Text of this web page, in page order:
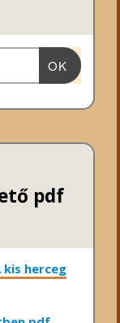
OK
pdf
kis herceg